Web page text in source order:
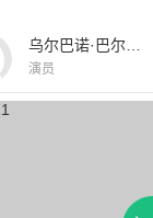
演员